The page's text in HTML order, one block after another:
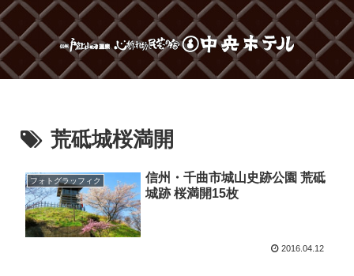
荒砥城桜満開
フォトグラッフィク
信州・千曲市城山史跡公園 荒砥
城跡 桜満開15枚
2016.04.12